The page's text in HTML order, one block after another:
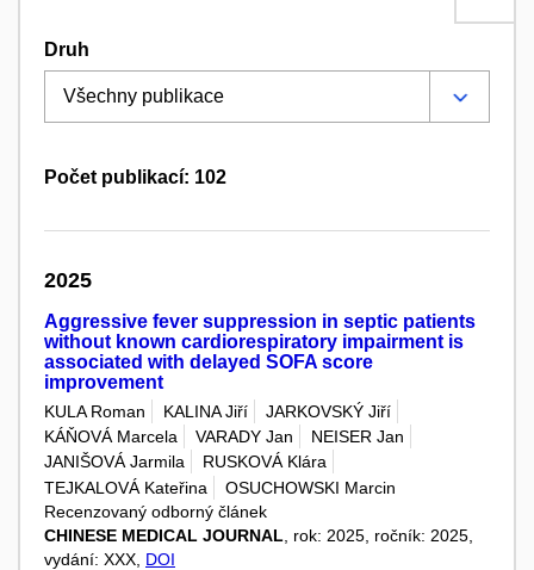
Druh
Počet publikací: 102
2025
Aggressive fever suppression in septic patients
without known cardiorespiratory impairment is
associated with delayed SOFA score
improvement
KULA Roman KALINA Jiří
JARKOVSKÝ Jiří
KÁŇOVÁ Marcela
VARADY Jan
NEISER Jan
JANIŠOVÁ Jarmila
RUSKOVÁ Klára
TEJKALOVÁ Kateřina
OSUCHOWSKI Marcin
Recenzovaný odborný článek
CHINESE MEDICAL JOURNAL , rok: 2025, ročník: 2025,
vydání: XXX, DOI